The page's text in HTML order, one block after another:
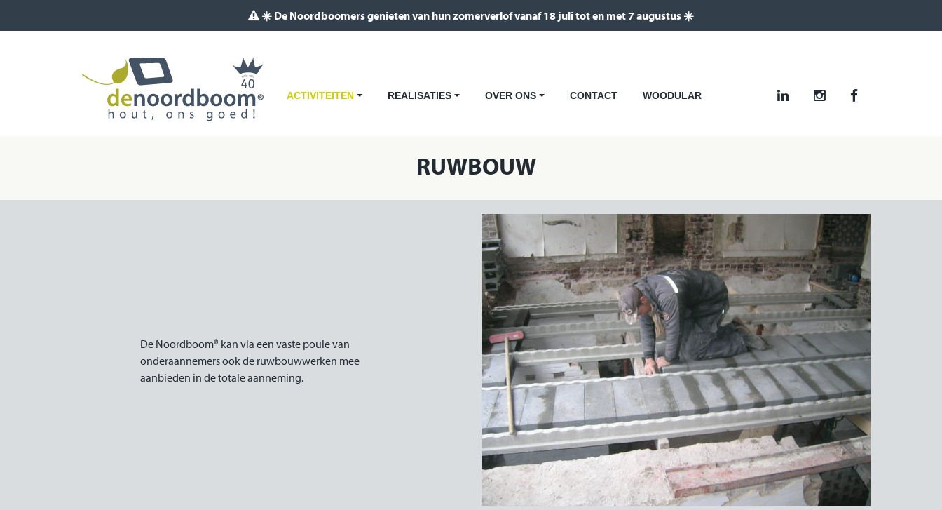
☀️ De Noordboomers genieten van hun zomerverlof vanaf 18 juli tot en met 7 augustus ☀️
ACTIVITEITEN
REALISATIES
OVER ONS CONTACT WOODULAR
RUWBOUW
De Noordboom® kan via een vaste poule van
onderaannemers ook de ruwbouwwerken mee
aanbieden in de totale aanneming.